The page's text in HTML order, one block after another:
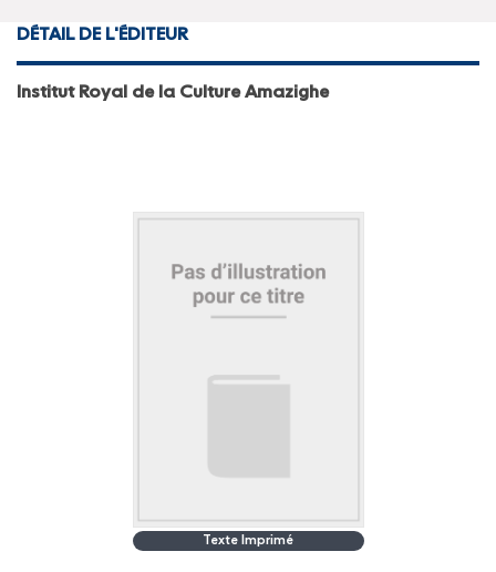
DÉTAIL DE L'ÉDITEUR
Institut Royal de la Culture Amazighe
Texte Imprimé